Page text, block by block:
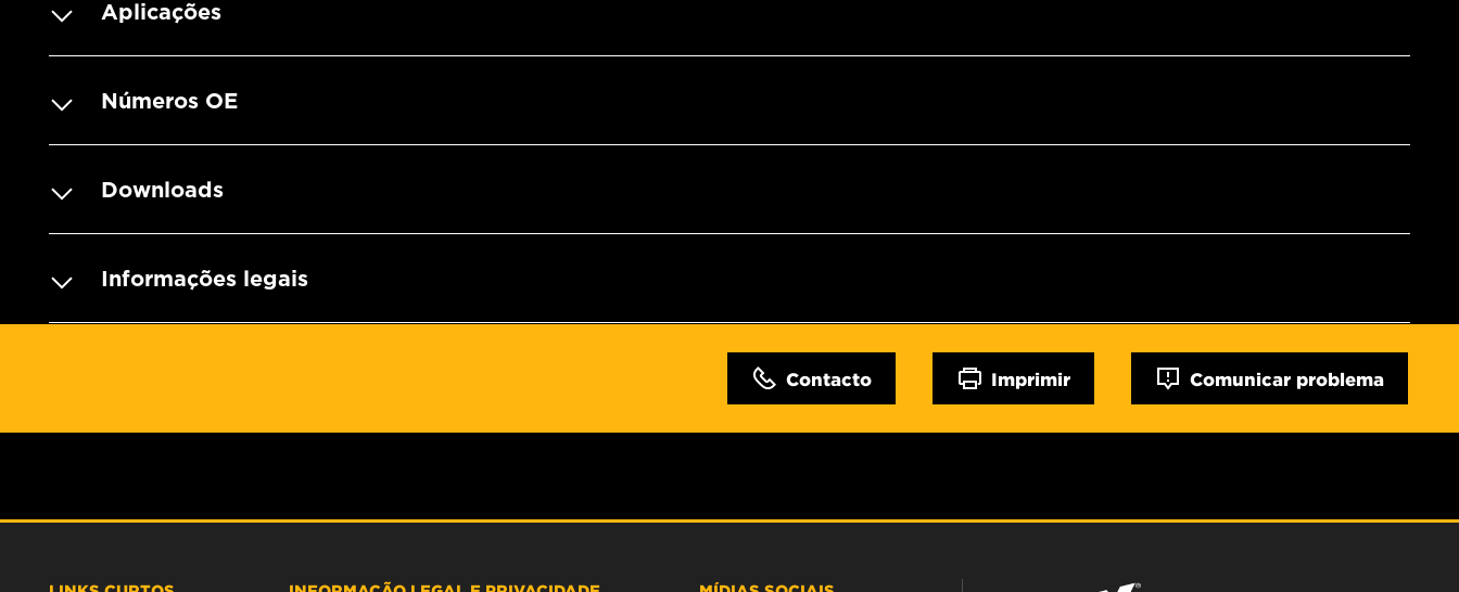
Aplicações
Números OE
Downloads
Informações legais
Contacto Imprimir Comunicar problema